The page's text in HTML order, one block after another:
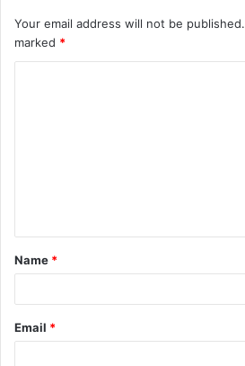
Your email address will not be published.
marked *
t
*
Name *
Email *